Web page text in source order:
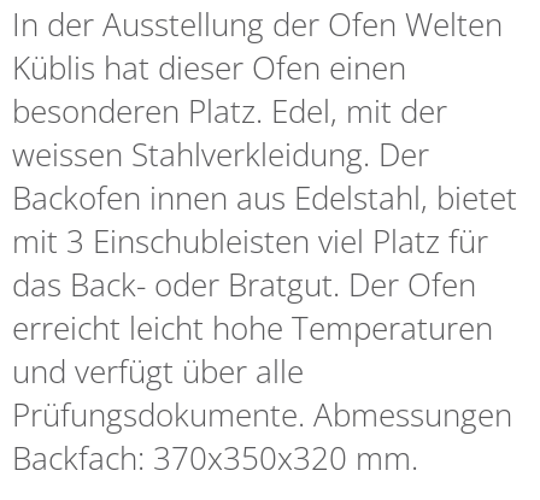
In der Ausstellung der Ofen Welten
Küblis hat dieser Ofen einen
besonderen Platz. Edel, mit der
weissen Stahlverkleidung. Der
Backofen innen aus Edelstahl, bietet
mit 3 Einschubleisten viel Platz für
das Back- oder Bratgut. Der Ofen
erreicht leicht hohe Temperaturen
und verfügt über alle
Prüfungsdokumente. Abmessungen
Backfach: 370x350x320 mm.